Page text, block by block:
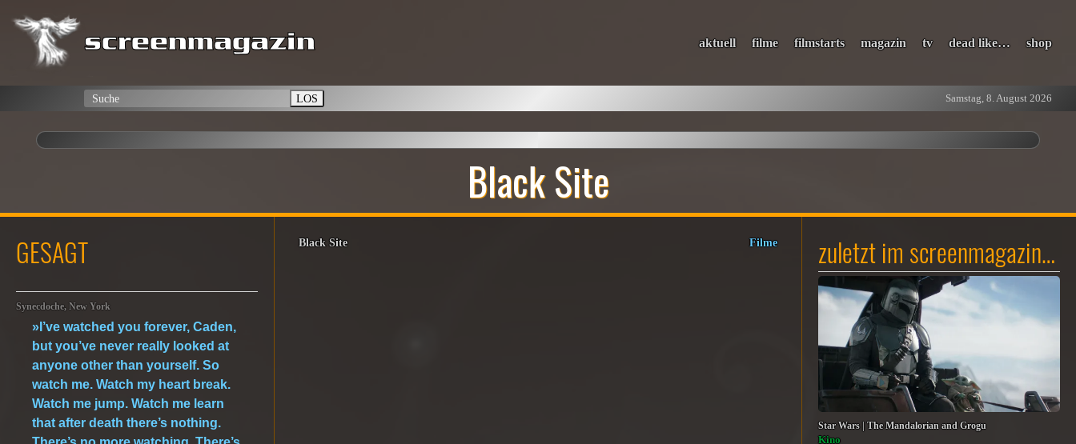
aktuell filme filmstarts magazin tv dead like… shop
LOS Samstag, 8. August 2026
Black Site
Black Site Filme
GESAGT
Synecdoche, New York
»I’ve watched you forever, Caden,
but you’ve never really looked at
anyone other than yourself. So
watch me. Watch my heart break.
Watch me jump. Watch me learn
that after death there’s nothing.
zuletzt im screenmagazin…
Star Wars | The Mandalorian and Grogu
Kino